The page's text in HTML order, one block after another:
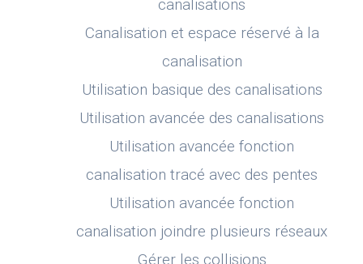
canalisations
Canalisation et espace réservé à la
canalisation
Utilisation basique des canalisations
Utilisation avancée des canalisations
Utilisation avancée fonction
canalisation tracé avec des pentes
Utilisation avancée fonction
canalisation joindre plusieurs réseaux
Gérer les collisions